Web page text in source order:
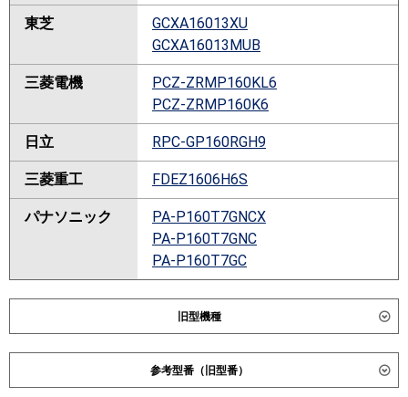
東芝
GCXA16013XU
GCXA16013MUB
三菱電機
PCZ-ZRMP160KL6
PCZ-ZRMP160K6
日立 RPC-GP160RGH9
三菱重工 FDEZ1606H6S
パナソニック
PA-P160T7GNCX
PA-P160T7GNC
PA-P160T7GC
旧型機種
ダイキン
SSRH160BCN
SSRH160BC
参考型番（旧型番）